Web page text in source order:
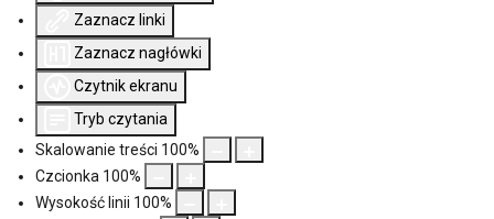
Zaznacz linki
Zaznacz nagłówki
Czytnik ekranu
Tryb czytania
Skalowanie treści 100%
Czcionka 100%
Wysokość linii 100%